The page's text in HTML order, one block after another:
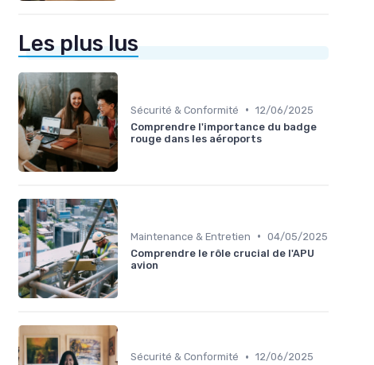
Les plus lus
Sécurité & Conformité • 12/06/2025
Comprendre l'importance du badge
rouge dans les aéroports
Maintenance & Entretien • 04/05/2025
Comprendre le rôle crucial de l'APU
avion
Sécurité & Conformité • 12/06/2025